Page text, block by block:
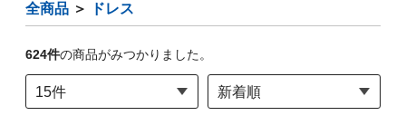
全商品 ＞ ドレス
624件の商品がみつかりました。